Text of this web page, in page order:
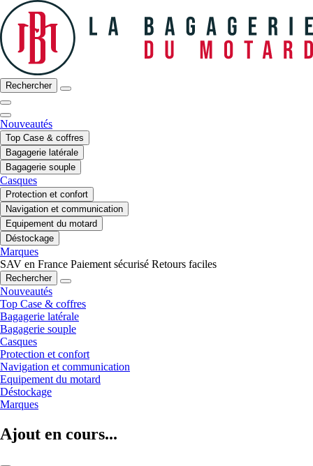
Rechercher
Nouveautés
Top Case & coffres
Bagagerie latérale
Bagagerie souple
Casques
Protection et confort
Navigation et communication
Equipement du motard
Déstockage
Marques
SAV en France Paiement sécurisé Retours faciles
Rechercher
Nouveautés
Top Case & coffres
Bagagerie latérale
Bagagerie souple
Casques
Protection et confort
Navigation et communication
Equipement du motard
Déstockage
Marques
Ajout en cours...